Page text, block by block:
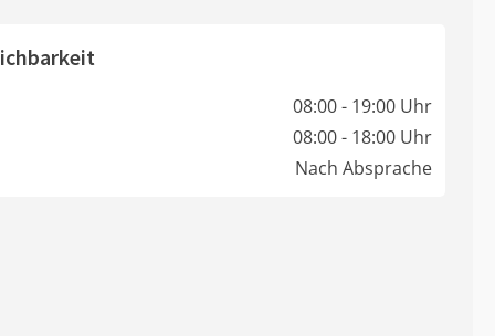
08:00 - 19:00 Uhr
08:00 - 18:00 Uhr
Nach Absprache